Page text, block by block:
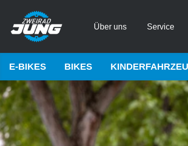
Über uns Service
E-BIKES BIKES